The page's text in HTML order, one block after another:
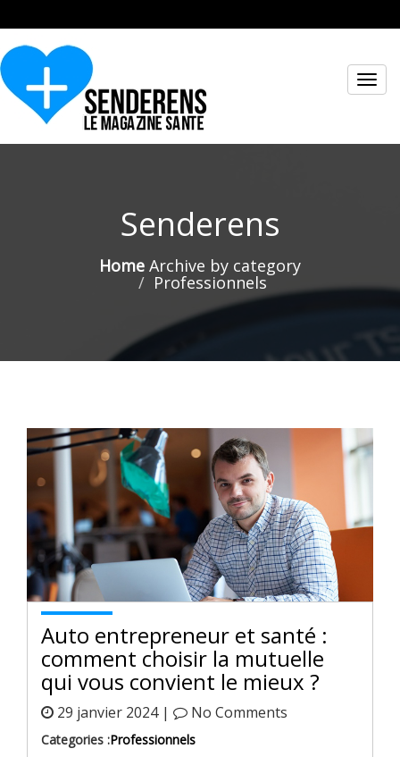
Senderens
Home Archive by category
Professionnels
Auto entrepreneur et santé :
comment choisir la mutuelle
qui vous convient le mieux ?
29 janvier 2024 | No Comments
Categories :Professionnels